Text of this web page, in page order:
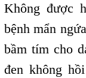
Không được
bệnh mẩn
bầm tím cho
đen không